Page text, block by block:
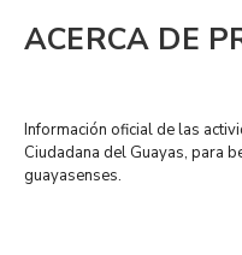
ACERCA DE
Información oficial de las
Ciudadana del Guayas, para
guayasenses.